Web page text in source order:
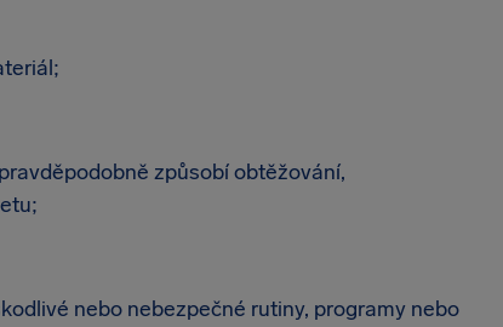
způsobí obtěžování,
nebo nebezpečné rutiny, programy nebo